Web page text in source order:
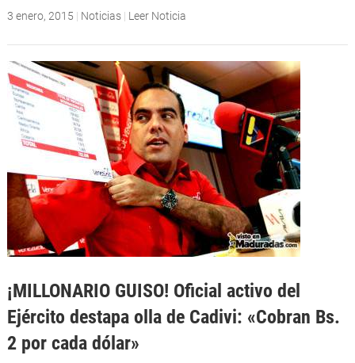
3 enero, 2015 | Noticias | Leer Noticia
¡MILLONARIO GUISO! Oficial activo del
Ejército destapa olla de Cadivi: «Cobran Bs.
2 por cada dólar»